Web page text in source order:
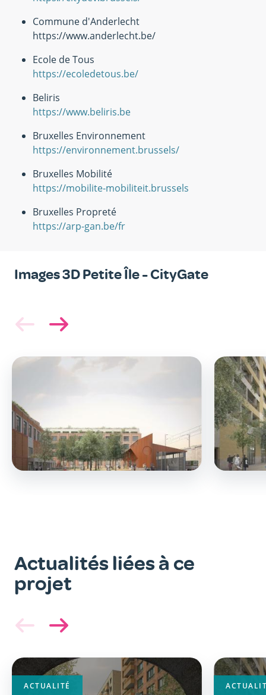
Commune d'Anderlecht
https://www.anderlecht.be/
Ecole de Tous
https://ecoledetous.be/
Beliris
https://www.beliris.be
Bruxelles Environnement
https://environnement.brussels/
Bruxelles Mobilité
https://mobilite-mobiliteit.brussels
Bruxelles Propreté
https://arp-gan.be/fr
Images 3D Petite Île - CityGate
Image Image
Actualités liées à ce
projet
ACTUALITÉ